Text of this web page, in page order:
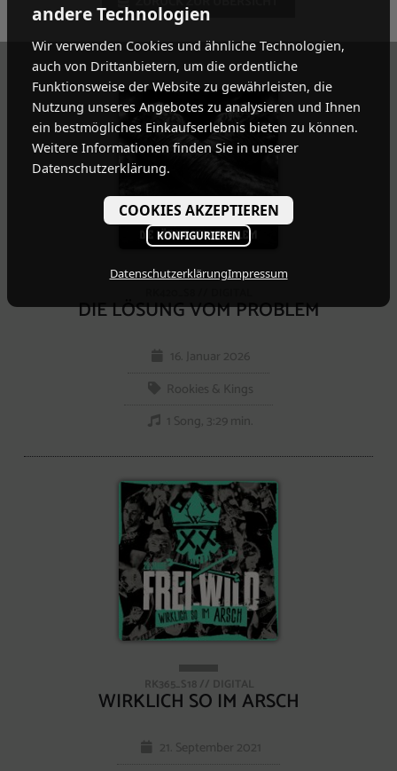
DIE LÖSUNG VOM PROBLEM
16. Januar 2026
Rookies & Kings
1 Song, 3:29 min.
RK365_S18 // DIGITAL
WIRKLICH SO IM ARSCH
21. September 2021
andere Technologien
Wir verwenden Cookies und ähnliche Technologien,
auch von Drittanbietern, um die ordentliche
Funktionsweise der Website zu gewährleisten, die
Nutzung unseres Angebotes zu analysieren und Ihnen
ein bestmögliches Einkaufserlebnis bieten zu können.
Weitere Informationen finden Sie in unserer
Datenschutzerklärung.
COOKIES AKZEPTIEREN
KONFIGURIEREN
DatenschutzerklärungImpressum